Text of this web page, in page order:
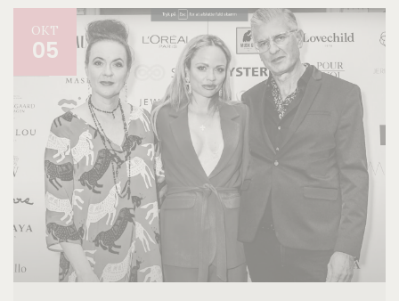
OKT
05